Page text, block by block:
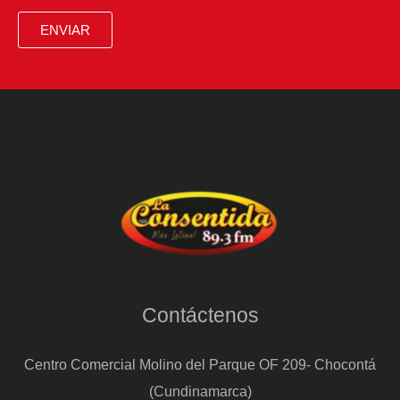
tras
ENVIAR
Contáctenos
Centro Comercial Molino del Parque OF 209- Chocontá
(Cundinamarca)